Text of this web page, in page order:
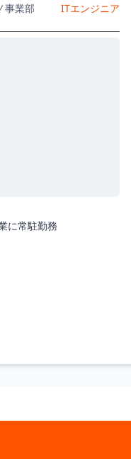
事業部 ITエンジニア
に常駐勤務